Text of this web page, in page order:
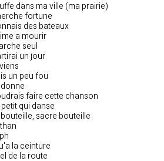
dans ma ville (ma prairie)
fortune
des bateaux
a mourir
seul
un jour
un peu fou
donne
faire cette chanson
petit qui danse
bouteille, sacre bouteille
la ceinture
de la route